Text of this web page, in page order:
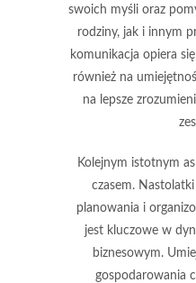
swoich myśli oraz
rodziny, jak i innym
komunikacja opiera
również na
na lepsze
Kolejnym istotnym
czasem.
planowania i
jest kluczowe w
biznesowym.
gospodarowania